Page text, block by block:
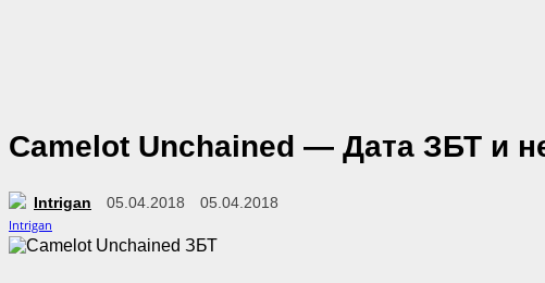
Camelot Unchained — Дата ЗБТ и
Intrigan 05.04.2018 05.04.2018